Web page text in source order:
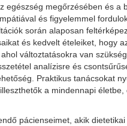
egészség megőrzésében és a
és figyelemmel
során alaposan
és kedvelt ételeiket, hogy
változtatásokra van szükség.
analízisre és
Praktikus tanácsokat
a mindennapi életbe,
pácienseimet, akik dietetikai